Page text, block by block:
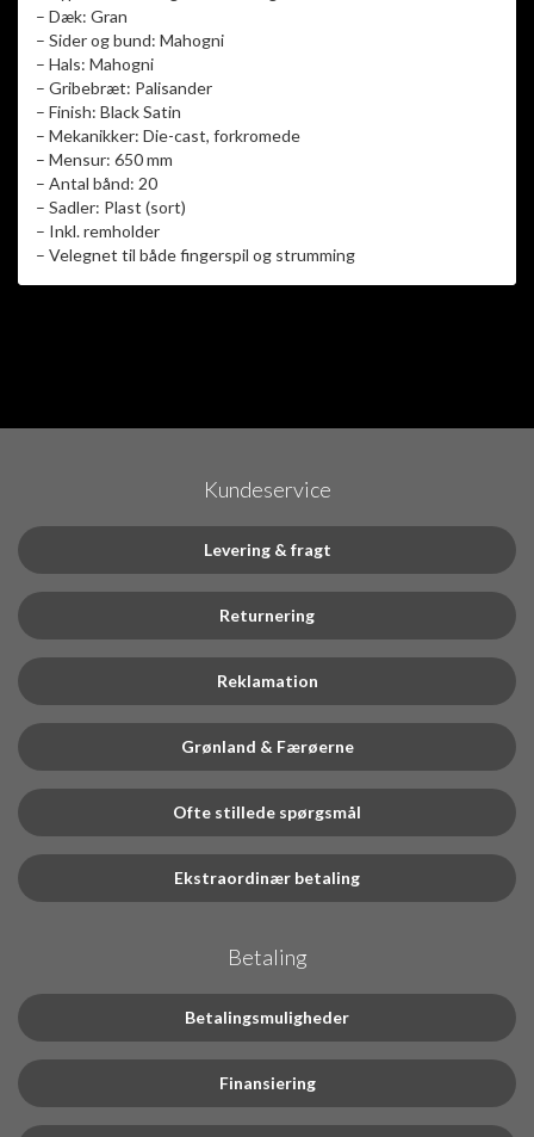
– Dæk: Gran
– Sider og bund: Mahogni
– Hals: Mahogni
– Gribebræt: Palisander
– Finish: Black Satin
– Mekanikker: Die-cast, forkromede
– Mensur: 650 mm
– Antal bånd: 20
– Sadler: Plast (sort)
– Inkl. remholder
– Velegnet til både fingerspil og strumming
Kundeservice
Levering & fragt
Returnering
Reklamation
Grønland & Færøerne
Ofte stillede spørgsmål
Ekstraordinær betaling
Betaling
Betalingsmuligheder
Finansiering